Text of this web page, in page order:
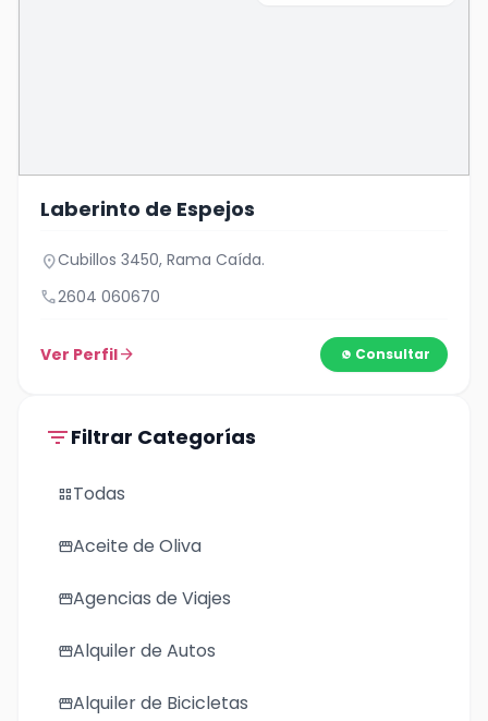
Laberinto de Espejos
location_onCubillos 3450, Rama Caída.
call2604 060670
Ver Perfilarrow_forward Consultar
filter_listFiltrar Categorías
grid_viewTodas
storefrontAceite de Oliva
storefrontAgencias de Viajes
storefrontAlquiler de Autos
storefrontAlquiler de Bicicletas